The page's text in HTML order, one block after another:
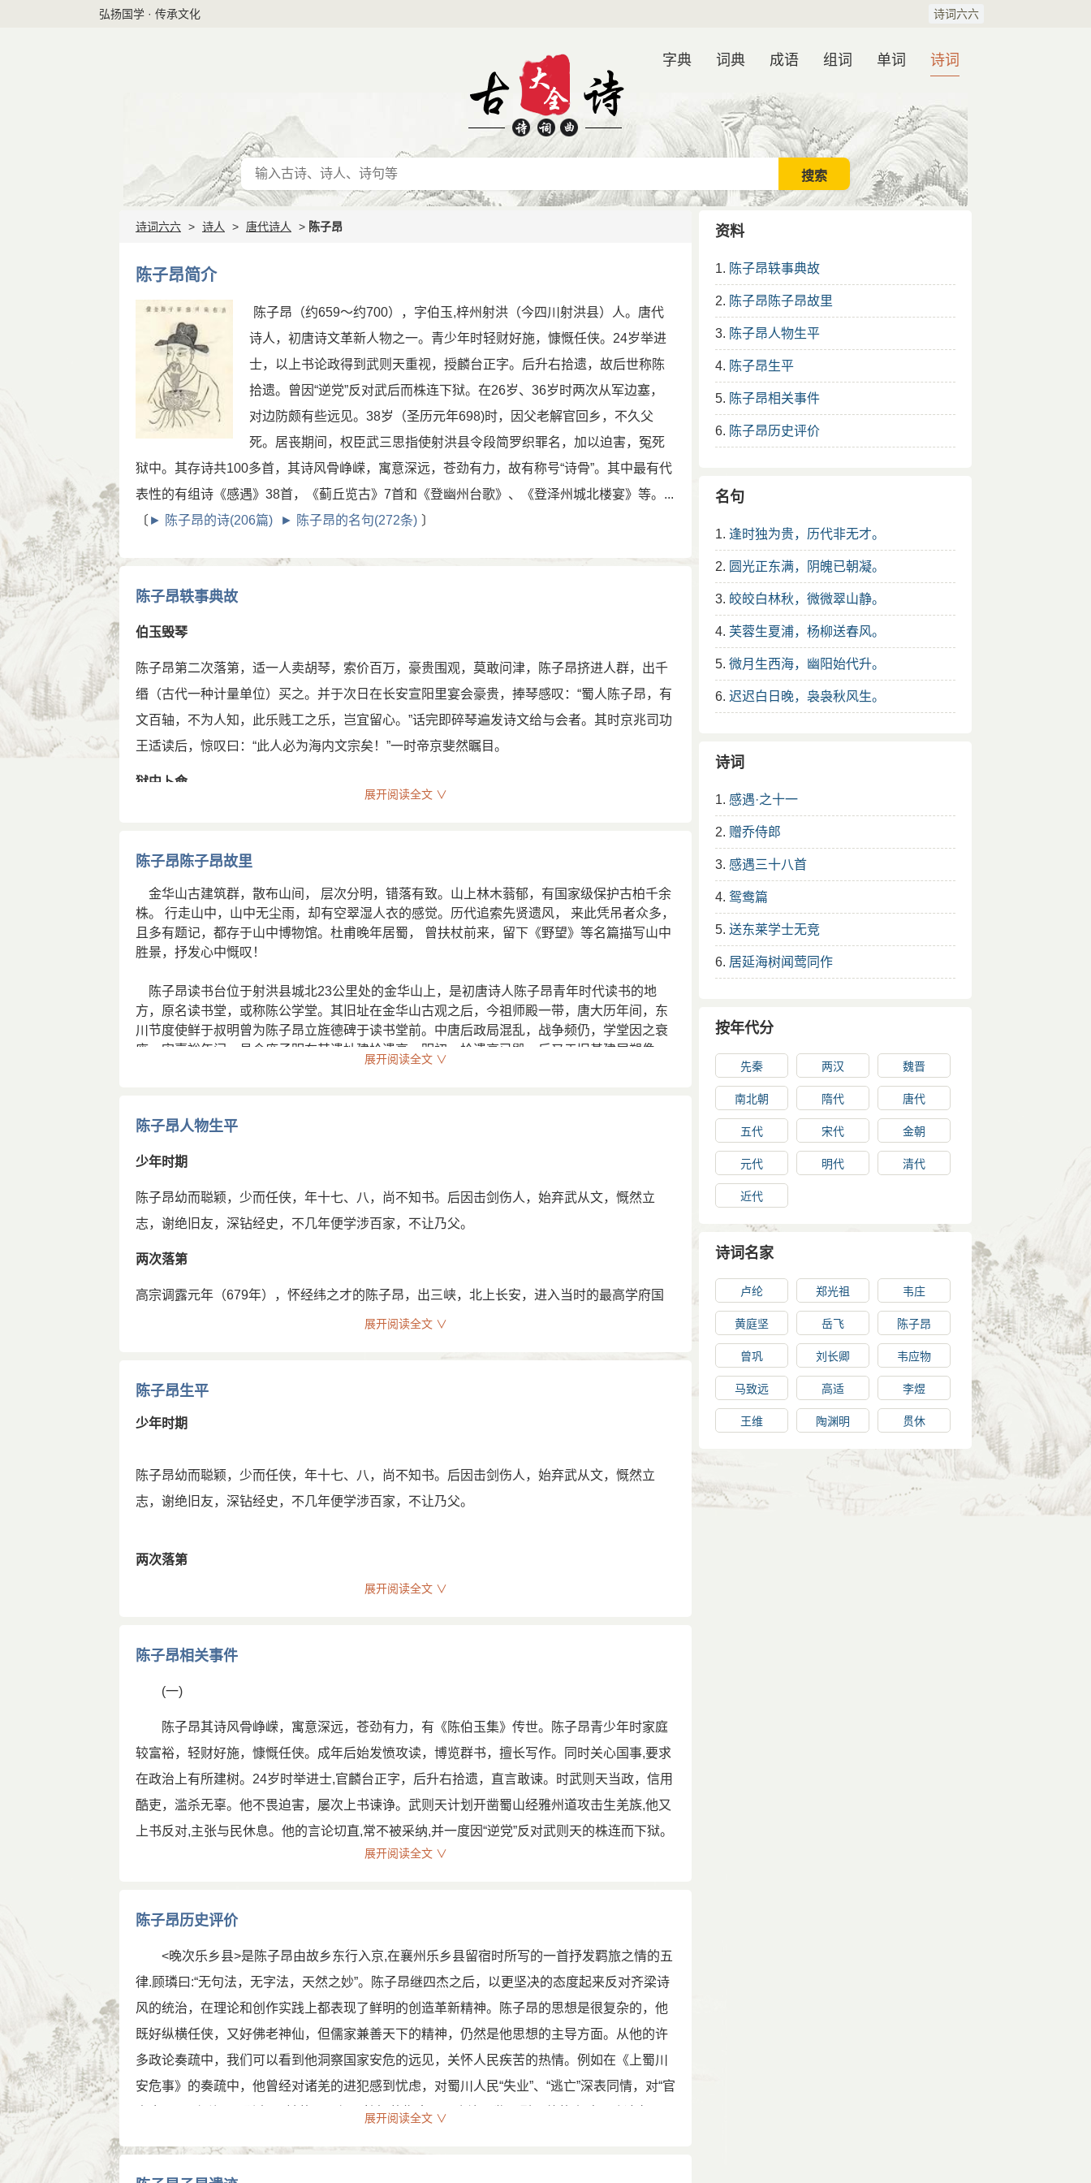
弘扬国学 · 传承文化 诗词六六
字典 词典 成语 组词 单词 诗词
诗词六六 > 诗人 > 唐代诗人 > 陈子昂
陈子昂简介
陈子昂（约659～约700），字伯玉,梓州射洪（今四川射洪县）人。唐代
诗人，初唐诗文革新人物之一。青少年时轻财好施，慷慨任侠。24岁举进
士，以上书论政得到武则天重视，授麟台正字。后升右拾遗，故后世称陈
拾遗。曾因“逆党”反对武后而株连下狱。在26岁、36岁时两次从军边塞，
对边防颇有些远见。38岁（圣历元年698)时，因父老解官回乡，不久父
死。居丧期间，权臣武三思指使射洪县令段简罗织罪名，加以迫害，冤死
狱中。其存诗共100多首，其诗风骨峥嵘，寓意深远，苍劲有力，故有称号“诗骨”。其中最有代
表性的有组诗《感遇》38首，《蓟丘览古》7首和《登幽州台歌》、《登泽州城北楼宴》等。...
〔 ► 陈子昂的诗(206篇) ► 陈子昂的名句(272条) 〕
陈子昂轶事典故
伯玉毁琴
陈子昂第二次落第，适一人卖胡琴，索价百万，豪贵围观，莫敢问津，陈子昂挤进人群，出千
缗（古代一种计量单位）买之。并于次日在长安宣阳里宴会豪贵，捧琴感叹：“蜀人陈子昂，有
文百轴，不为人知，此乐贱工之乐，岂宜留心。”话完即碎琴遍发诗文给与会者。其时京兆司功
王适读后，惊叹曰：“此人必为海内文宗矣！”一时帝京斐然瞩目。
狱中卜命
苛政，自度气力恐不能全，因命蓍自筮，卦成，仰而号曰：”天命不佑，吾殆死矣！"于是遂
绝，年四十二。
本节内容由匿名网友上传，原作者已无法考证。本站免费发布仅供学习参考，其观点不代表本站立场。站务邮箱：
admin@shici66.com
展开阅读全文 ∨
陈子昂陈子昂故里
金华山古建筑群，散布山间， 层次分明，错落有致。山上林木蓊郁，有国家级保护古柏千余
株。 行走山中，山中无尘雨，却有空翠湿人衣的感觉。历代追索先贤遗风， 来此凭吊者众多，
且多有题记，都存于山中博物馆。杜甫晚年居蜀， 曾扶杖前来，留下《野望》等名篇描写山中
胜景，抒发心中慨叹！
陈子昂读书台位于射洪县城北23公里处的金华山上，是初唐诗人陈子昂青年时代读书的地
方，原名读书堂，或称陈公学堂。其旧址在金华山古观之后，今祖师殿一带，唐大历年间，东
川节度使鲜于叔明曾为陈子昂立旌德碑于读书堂前。中唐后政局混乱，战争频仍，学堂因之衰
废。宋嘉裕年间，邑令庞子明在其遗址建拾遗亭。明初，拾遗亭已毁，后又于旧基建屋塑像，
并立明远亭于其侧，成化时，县令郭镗立感遇亭，至清初，上述建筑全坍坏。康熙五十一年，
建厅三间，翼以回廊曲槛，外置甬道门阁；亭右立精舍三间，亭后辟地增建大厅三间，匾额题
小榭一间，已初具规模。此后基本保持原状，略有增修。
古读书台内匾对甚多，多数为古今名家手迹。其木刻《感遇三十首》及《陈伯玉先生别传》
等为重要文物，留云仙馆内陈列的陈氏有关文献资料亦不可多得。
在金华山陈子昂读书台内的一块臭石吸引了众多的游人。臭石，于明代嘉靖年间由射洪县人
新中国建立后，1983年9月运往金华山，收藏于此。这块石头，形如人脑，表面微光，色呈
袁霖先生的《臭石歌》就惟妙惟肖地描绘了此石：“敲石得乐声，煮石 得其味，那见击石出臭
气?不信将石砥，臭即随手起，遗臭千年存，谁知石端委?”石头击之有臭，世间少闻。
admin@shici66.com
展开阅读全文 ∨
陈子昂人物生平
少年时期
陈子昂幼而聪颖，少而任侠，年十七、八，尚不知书。后因击剑伤人，始弃武从文，慨然立
志，谢绝旧友，深钻经史，不几年便学涉百家，不让乃父。
两次落第
高宗调露元年（679年），怀经纬之才的陈子昂，出三峡，北上长安，进入当时的最高学府国
子监学习，并参加了第二年科举考试。落第后还乡。回故里金华山研读，“数年之间，经史百
陈子昂生性耿直，关怀天下，直言敢谏，一度遭到当权者的排斥和打击。三十八岁辞职还
乡，后为奸人所害。但因其文“历抵群公”，得罪权贵，不为所用。不久唐高宗病逝于洛阳，武
授以麟台正字，旋迁右拾遗。垂拱二年（686），万岁通天元年（696）两次从军北征。
职。一度遭到当权者的排挤和打击，壮志难酬的陈子昂三十八岁辞职还乡，后被奸人陷害，冤
[1]徐鹏．《陈子昂集》：中华书局上海编辑所，1960
admin@shici66.com
展开阅读全文 ∨
陈子昂生平
少年时期
陈子昂幼而聪颖，少而任侠，年十七、八，尚不知书。后因击剑伤人，始弃武从文，慨然立
志，谢绝旧友，深钻经史，不几年便学涉百家，不让乃父。
两次落第
高宗调露元年（679年），怀经纬之才的陈子昂，出三峡，北上长安，进入当时的最高学府国
淳元年（682年），学有所成的陈子昂，再次入京应试，仍不为人知。
得到重用
文明元年（684）进士及第，
陈子昂生性耿直，关怀天下，直言敢谏，一度遭到当权者的排斥和打击。三十八岁辞职还乡，
后为奸人所害。但因其文“历抵群公”，得罪权贵，不为所用。不久唐高宗病逝于洛阳，武则天
麟台正字，旋迁右拾遗。 垂拱二年（686），万岁通天元年（696）两次从军北征。
职。一度遭到当权者的排挤和打击，壮志难酬的陈子昂三十八岁辞职还乡，后被奸人陷害，冤
死狱中，年仅四十一岁。
本节内容由匿名网友上传，原作者已无法考证。本站免费发布仅供学习参考，其观点不代表本站立场。站务邮箱：
admin@shici66.com
展开阅读全文 ∨
陈子昂相关事件
(一)
陈子昂其诗风骨峥嵘，寓意深远，苍劲有力，有《陈伯玉集》传世。陈子昂青少年时家庭
较富裕，轻财好施，慷慨任侠。成年后始发愤攻读，博览群书，擅长写作。同时关心国事,要求
在政治上有所建树。24岁时举进士,官麟台正字，后升右拾遗，直言敢谏。时武则天当政，信用
酷吏，滥杀无辜。他不畏迫害，屡次上书谏诤。武则天计划开凿蜀山经雅州道攻击生羌族,他又
上书反对,主张与民休息。他的言论切直,常不被采纳,并一度因“逆党”反对武则天的株连而下狱。
垂拱二年(686),曾随左补阙乔知之军队到达西北居延海、张掖河一带。万岁通天元年(696)，契
活获得较为深刻的认识。圣历元年(698),因父老解官回乡，不久父死。居丧期间，权臣武三思指
城古城墙名为“子昂城”，街道有“伯玉路”等名称实为纪念陈子昂。陈子昂的诗歌创作，在唐诗革
新道路上取得很大成绩。卢藏用说他“横制颓波。天下翕然质文一变”(《陈伯玉文集序》)。宋刘
克庄《后村诗话》说：“唐初王、杨、沈、宋擅名，然不脱齐梁之体，独陈拾遗首倡高雅冲淡之
音。一扫六代之纤弱，趋於黄初、建安矣。”金元好问《论诗绝句》也云：“沈宋横驰翰墨场，
风流初不废齐梁。论功若准平吴例，合著黄金铸子昂。”都中肯地评价了他作为唐诗革新先驱者
的巨大贡献。但他的部分诗篇，还存在著语言比较枯燥、形象不够鲜明的缺点。
展开阅读全文 ∨
陈子昂历史评价
<晚次乐乡县>是陈子昂由故乡东行入京,在襄州乐乡县留宿时所写的一首抒发羁旅之情的五
律.顾璘曰:“无句法，无字法，天然之妙”。陈子昂继四杰之后，以更坚决的态度起来反对齐梁诗
风的统治，在理论和创作实践上都表现了鲜明的创造革新精神。陈子昂的思想是很复杂的，他
既好纵横任侠，又好佛老神仙，但儒家兼善天下的精神，仍然是他思想的主导方面。从他的许
多政论奏疏中，我们可以看到他洞察国家安危的远见，关怀人民疾苦的热情。例如在《上蜀川
安危事》的奏疏中，他曾经对诸羌的进犯感到忧虑，对蜀川人民“失业”、“逃亡”深表同情，对“官
人贪暴”、“侵渔”、“剥夺”百姓的罪恶加以愤慨的指责。《资治通鉴》引用他的奏疏、政论有四、
展开阅读全文 ∨
资料
1. 陈子昂轶事典故
2. 陈子昂陈子昂故里
3. 陈子昂人物生平
4. 陈子昂生平
5. 陈子昂相关事件
6. 陈子昂历史评价
名句
1. 逢时独为贵，历代非无才。
2. 圆光正东满，阴魄已朝凝。
3. 皎皎白林秋，微微翠山静。
4. 芙蓉生夏浦，杨柳送春风。
5. 微月生西海，幽阳始代升。
6. 迟迟白日晚，袅袅秋风生。
诗词
1. 感遇·之十一
2. 赠乔侍郎
3. 感遇三十八首
4. 鸳鸯篇
5. 送东莱学士无竞
6. 居延海树闻莺同作
按年代分
先秦 两汉 魏晋
南北朝 隋代 唐代
五代 宋代 金朝
元代 明代 清代
近代
诗词名家
卢纶 郑光祖 韦庄
黄庭坚 岳飞 陈子昂
曾巩 刘长卿 韦应物
马致远 高适 李煜
王维 陶渊明 贯休